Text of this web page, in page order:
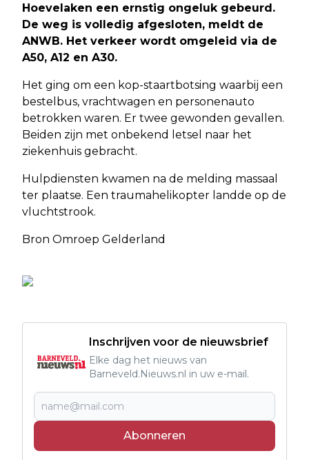
Hoevelaken een ernstig ongeluk gebeurd.
De weg is volledig afgesloten, meldt de
ANWB. Het verkeer wordt omgeleid via de
A50, A12 en A30.
Het ging om een kop-staartbotsing waarbij een
bestelbus, vrachtwagen en personenauto
betrokken waren. Er twee gewonden gevallen.
Beiden zijn met onbekend letsel naar het
ziekenhuis gebracht.
Hulpdiensten kwamen na de melding massaal
ter plaatse. Een traumahelikopter landde op de
vluchtstrook.
Bron Omroep Gelderland
Inschrijven voor de nieuwsbrief
Elke dag het nieuws van
Barneveld.Nieuws.nl in uw e-mail.
Abonneren